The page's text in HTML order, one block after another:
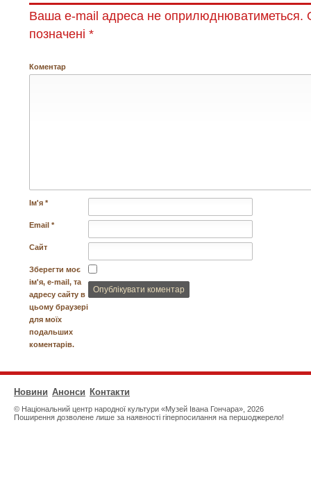
Ваша e-mail адреса не оприлюднюватиметься.
позначені *
Коментар
Ім'я *
Email *
Сайт
Зберегти моє
ім'я, e-mail, та
адресу сайту в
цьому браузері
для моїх
подальших
коментарів.
© Національний центр народної культури «Музей Івана Гончара», 2026
Поширення дозволене лише за наявності гіперпосилання на першоджерело!
Новини Анонси Контакти